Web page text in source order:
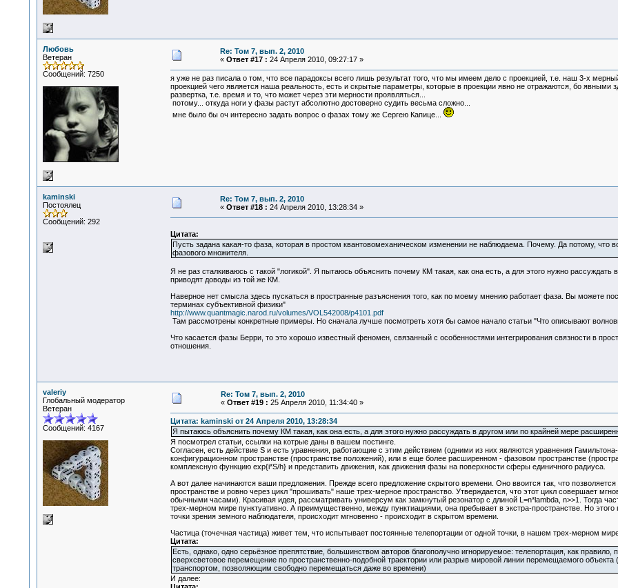
Любовь
Ветеран
Сообщений: 7250
Re: Том 7, вып. 2, 2010
« Ответ #17 : 24 Апреля 2010, 09:27:17 »
я уже не раз писала о том, что все парадоксы всего лишь результат того, что мы имеем дело с проекцией, т.е. наш 3-х
проекцией чего является наша реальность, есть и скрытые параметры, которые в проекции явно не отражаются, бо явными
развертка, т.е. время и то, что может через эти мерности проявляться...
потому... откуда ноги у фазы растут абсолютно достоверно судить весьма сложно...
мне было бы оч интересно задать вопрос о фазах тому же Сергею Капице...
kaminski
Постоялец
Сообщений: 292
Re: Том 7, вып. 2, 2010
« Ответ #18 : 24 Апреля 2010, 13:28:34 »
Цитата:
Пусть задана какая-то фаза, которая в простом квантовомеханическом изменении не наблюдаема. Почему. Да потому, что
фазового множителя.
Я не раз сталкиваюсь с такой "логикой". Я пытаюсь объяснить почему КМ такая, как она есть, а для этого нужно
приводят доводы из той же КМ.
Наверное нет смысла здесь пускаться в пространные разъяснения того, как по моему мнению работает фаза. Вы можете
терминах субъективной физики"
http://www.quantmagic.narod.ru/volumes/VOL542008/p4101.pdf
Там рассмотрены конкретные примеры. Но сначала лучше посмотреть хотя бы самое начало статьи "Что описывают
Что касается фазы Берри, то это хорошо известный феномен, связанный с особенностями интегрирования связности в
отношения.
valeriy
Глобальный модератор
Ветеран
Сообщений: 4167
Re: Том 7, вып. 2, 2010
« Ответ #19 : 25 Апреля 2010, 11:34:40 »
Цитата: kaminski от 24 Апреля 2010, 13:28:34
Я пытаюсь объяснить почему КМ такая, как она есть, а для этого нужно рассуждать в другом или по крайней мере
Я посмотрел статьи, ссылки на котрые даны в вашем постинге.
Согласен, есть действие S и есть уравнения, работающие с этим действием (одними из них являются уравнения
конфигурационном пространстве (пространстве положений), или в еще более расширенном - фазовом пространстве
комплексную функцию exp{i*S/h} и представить движения, как движения фазы на поверхности сферы единичного радиуса.
А вот далее начинаются ваши предложения. Прежде всего предложение скрытого времени. Оно ввоится так, что
пространстве и ровно через цикл "прошивать" наше трех-мерное пространство. Утверждается, что этот цикл совершает
обычными часами). Красивая идея, рассматривать универсум как замкнутый резонатор с длиной L=n*lambda, n>>1. Тогда
трех-мерном мире пунктуативно. А преимущественно, между пунктиациями, она пребывает в экстра-пространстве. Но
точки зрения земного наблюдателя, происходит мгновенно - происходит в скрытом времени.
Частица (точечная частица) живет тем, что испытывает постоянные телепортации от одной точки, в нашем трех-мерном
Цитата:
Есть, однако, одно серьёзное препятствие, большинством авторов благополучно игнорируемое: телепортация, как
сверхсветовое перемещение по пространственно-подобной траектории или разрыв мировой линии перемещаемого
транспортом, позволяющим свободно перемещаться даже во времени)
И далее: